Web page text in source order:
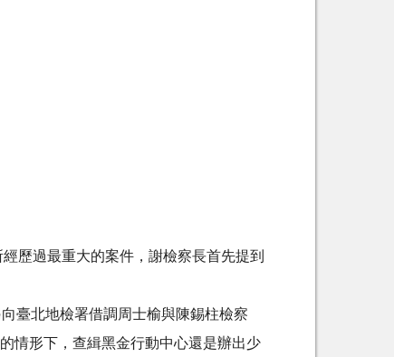
歷過最重大的案件，謝檢察長首先提到
臺北地檢署借調周士榆與陳錫柱檢察
情形下，查緝黑金行動中心還是辦出少